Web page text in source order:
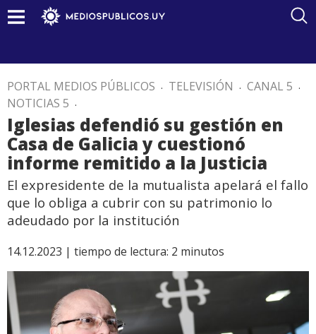
PORTAL MEDIOS PÚBLICOS . TELEVISIÓN . CANAL 5 .
NOTICIAS 5 .
Iglesias defendió su gestión en
Casa de Galicia y cuestionó
informe remitido a la Justicia
El expresidente de la mutualista apelará el fallo
que lo obliga a cubrir con su patrimonio lo
adeudado por la institución
14.12.2023 | tiempo de lectura: 2 minutos